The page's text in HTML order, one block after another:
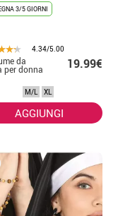
3/5 GIORNI
4.34/5.00
da
per donna 19.99€
M/L XL
AGGIUNGI